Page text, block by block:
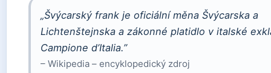
„Švýcarský frank je oficiální měna Švýcarska a
Lichtenštejnska a zákonné platidlo v italské
Campione d’Italia.”
– Wikipedia – encyklopedický zdroj